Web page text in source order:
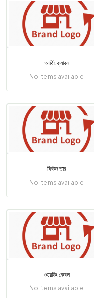
আর্থিং ক্যাবল
No items available
ফিউজ তার
No items available
ওয়েল্ডিং কেবল
No items available